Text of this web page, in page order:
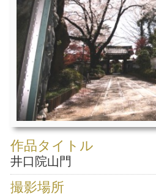
作品タイトル
井口院山門
撮影場所